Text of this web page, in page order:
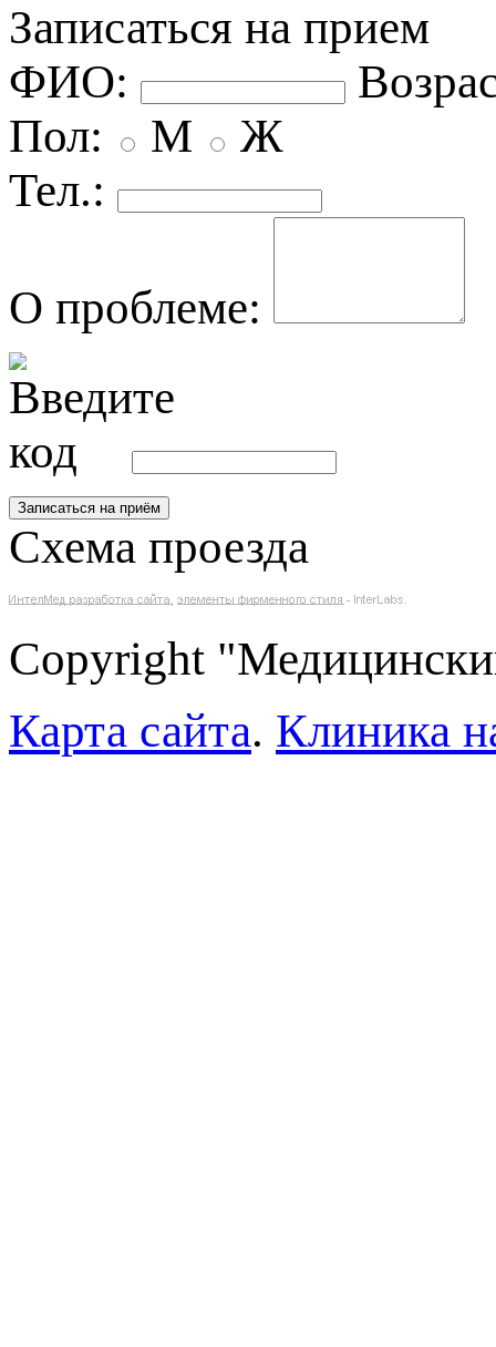
Записаться на прием
ФИО:
Пол:
М
Ж
Тел.:
О проблеме:
Схема проезда
Copyright
Карта сайта. Клиника